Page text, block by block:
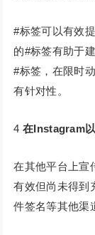
#标签可以有效
的#标签有助于
#标签，在限时
有针对性。
4在Instagram
在其他平台上宣
有效但尚未得到
件签名等其他渠